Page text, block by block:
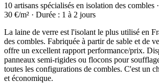
10 artisans spécialisés en isolation des combles
30 €/m² · Durée : 1 à 2 jours
La laine de verre est l'isolant le plus utilisé en
des combles. Fabriquée à partir de sable et de
offre un excellent rapport performance/prix.
panneaux semi-rigides ou flocons pour
toutes les configurations de combles. C'est un
et économique.